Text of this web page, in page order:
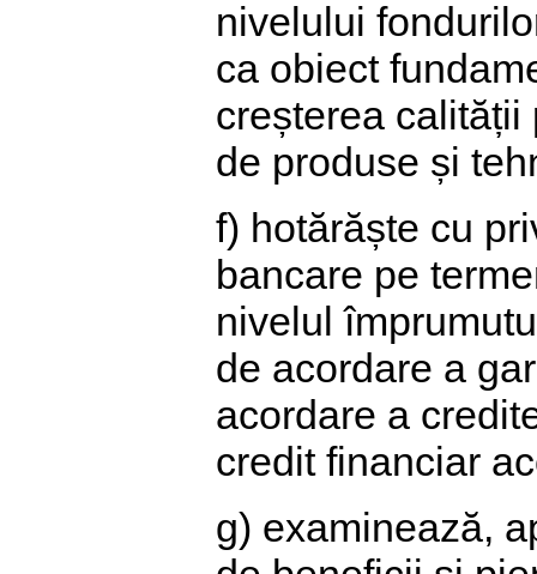
nivelului
ca obiect
creșterea
de produse și
f) hotărăște cu
bancare pe
nivelul
de acordare a
acordare a
credit financiar
g) examinează,